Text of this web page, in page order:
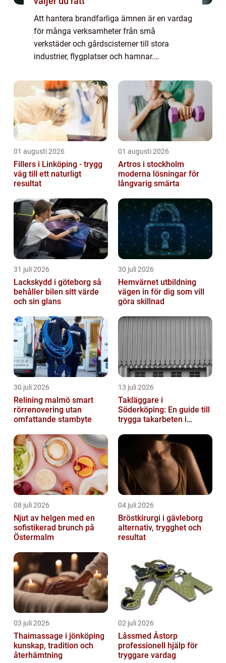
Att hantera brandfarliga ämnen är en vardag
för många verksamheter från små
verkstäder och gårdscisterner till stora
industrier, flygplatser och hamnar.
föreståndare brandfarlig vara, en person
som bär huvudansv...
01 augusti 2026
Fillers i Linköping - trygg
väg till ett naturligt
resultat
01 augusti 2026
Artros i stockholm
moderna lösningar för
långvarig smärta
31 juli 2026
Lackskydd i göteborg så
behåller bilen sitt värde
och sin glans
30 juli 2026
Hemvärnet utbildning
vägen in för dig som vill
göra skillnad
30 juli 2026
Relining malmö smart
rörrenovering utan
omfattande stambyte
13 juli 2026
Takläggare i
Söderköping: En guide till
trygga takarbeten i
08 juli 2026
Njut av helgen med en
sofistikerad brunch på
Östermalm
04 juli 2026
Bröstkirurgi i gävleborg
alternativ, trygghet och
resultat
03 juli 2026
Thaimassage i jönköping
kunskap, tradition och
återhämtning
02 juli 2026
Låssmed Åstorp
professionell hjälp för
tryggare vardag